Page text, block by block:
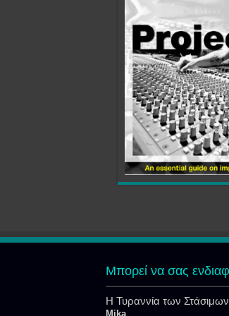
Μπορεί να σας
Η Τυραννία των
Mika